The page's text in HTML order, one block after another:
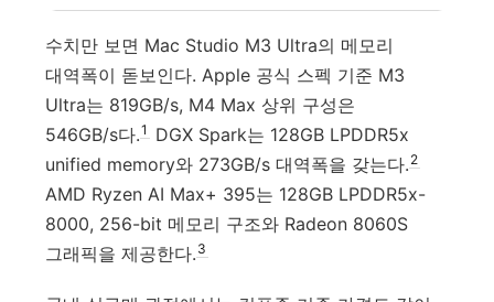
수치만 보면 Mac Studio M3 Ultra의 메모리
대역폭이 돋보인다. Apple 공식 스펙 기준 M3
Ultra는 819GB/s, M4 Max 상위 구성은
546GB/s다.1 DGX Spark는 128GB LPDDR5x
unified memory와 273GB/s 대역폭을 갖는다.2
AMD Ryzen AI Max+ 395는 128GB LPDDR5x-
8000, 256-bit 메모리 구조와 Radeon 8060S
그래픽을 제공한다.3